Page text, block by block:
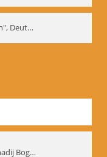
Inszenierung "Mann ist Mann", Deutsches Theater Berlin, 1997
Phoenix Ensemble und Gennadij Bogdanow; BM-img-105-9